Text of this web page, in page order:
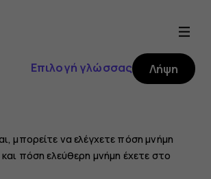
Επιλογή γλώσσας Λήψη
μπορείτε να ελέγχετε πόση μνήμη
και πόση ελεύθερη μνήμη έχετε στο